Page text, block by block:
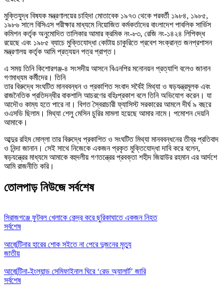
মুক্তিযুদ্ধ বিষযক মন্ত্রণালয়ের চাহিদা মোতাবেক ১৯৭৩ থেকে পরবর্তী ১৯৮৪, ১৯৮৫,
১৯৮৬ সালে বিসিএস পরীক্ষার মাধ্যমে নিয়োজিত কর্মকর্তাদের বাংলাদেশ পাবলিক সার্ভিস
কমিশন কর্তৃক অনুমোদিত তালিকার আমার ক্রমিক নং-৮৩, রেজি নং-১৪২৪ লিপিবদ্ধ
রয়েছে এবং ১৯৮৫ ব্যাচে মুক্তিযোদ্ধা কোটায় চাকুরিতে প্রবেশ সংক্রান্ত জনপ্রশাসন
মন্ত্রণালয় কর্তৃক আমি প্রত্যয়ন পত্র প্রাপ্ত।
এ সময় তিনি কিশোরগঞ্জ-৪ সংসদীয় আসনে বিএনপির মনোনয়ন প্রত্যাশি বলেও জানান
গণমাধ্যম কর্মীদের। তিনি
তার বিরুদ্ধে সংঘটিত মানববন্ধন ও প্রকাশিত সংবাদ সর্বৈই মিথ্যা ও ষড়যন্ত্রমূলক এবং
রাজনৈতিক প্রতিদন্ধীর বাকশালি আচরণের বহিঃপ্রকাশ বলে তিনি অভিযোগ করেন। যা
আদৌও কাম্য হতে পারে না। বিগত স্বৈরাচারী ফ্যাসিস্ট সরকারের আমলে দীর্ঘ ৯ বছরে
ওএসডি ছিলাম। মিথ্যা শেলু মেসিন চুরির মামলা হয়েছে আমার নামে। পমোশন দেয়নি
আমাকে।
আব্দুর রহিম মোল্লা তার বিরুদ্ধে প্রকাশিত ও সংঘটিত মিথ্যা মানববন্ধনের তীব্র প্রতিবাদ
ও নিন্দা জানান। সেই সাথে নিজেকে একজন প্রকৃত মুক্তিযোদ্ধা দাবি করে বলেন,
ষড়যন্ত্রের মাধ্যমে আমাকে বহুদলীয় গণতন্ত্রের প্রবক্তা শহীদ জিয়াউর রহমান এর আর্দশে
আমি রাজনীতি করি।
তোলপাড় নিউজে সর্বশেষ
সিরাজগঞ্জে ফুটবল খেলাকে কেন্দ্র করে ছুরিকাঘাতে একজন নিহত
সর্বশেষ
আর্জেন্টিনার হারের শোক সইতে না পেরে দুজনের মৃত্যু
জাতীয়
আর্জেন্টিনা-ইংল্যান্ড সেমিফাইনাল ঘিরে ‘রেড অ্যালার্ট’ জারি
সর্বশেষ